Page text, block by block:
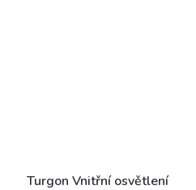
Turgon Vnitřní osvětlení